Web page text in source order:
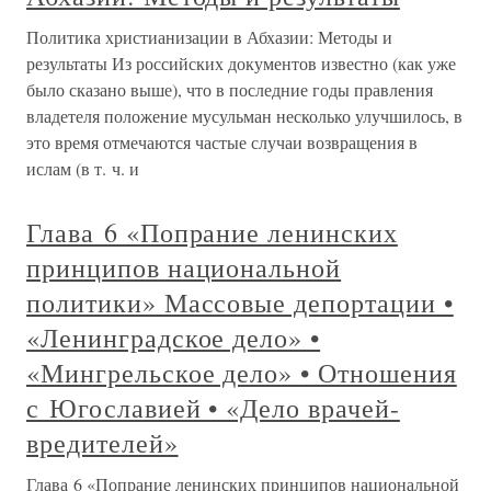
Политика христианизации в Абхазии: Методы и
результаты Из российских документов известно (как уже
было сказано выше), что в последние годы правления
владетеля положение мусульман несколько улучшилось, в
это время отмечаются частые случаи возвращения в
ислам (в т. ч. и
Глава 6 «Попрание ленинских
принципов национальной
политики» Массовые депортации •
«Ленинградское дело» •
«Мингрельское дело» • Отношения
с Югославией • «Дело врачей-
вредителей»
Глава 6 «Попрание ленинских принципов национальной